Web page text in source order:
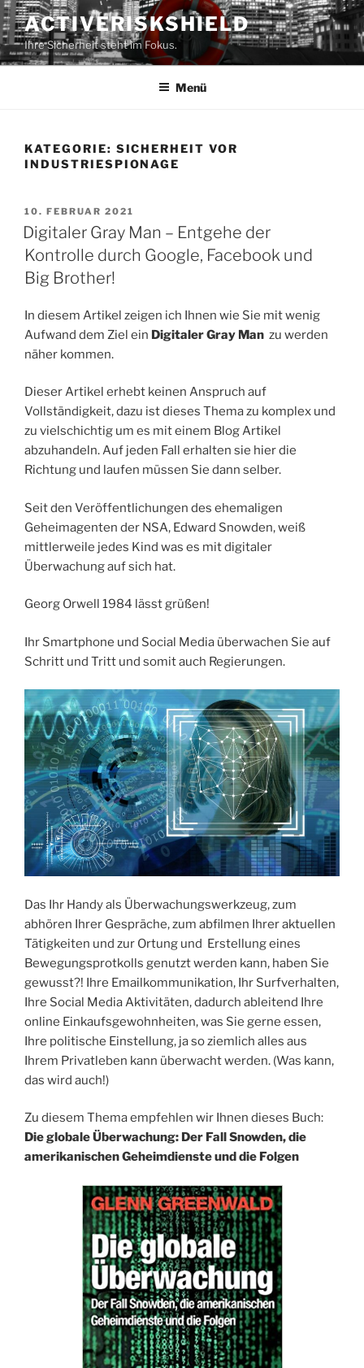
Zum
Inhalt
springen
ACTIVERISKSHIELD
Ihre Sicherheit steht im Fokus.
Menü
KATEGORIE: SICHERHEIT VOR
INDUSTRIESPIONAGE
VERÖFFENTLICHT
AM
10. FEBRUAR 2021
Digitaler Gray Man – Entgehe der
Kontrolle durch Google, Facebook und
Big Brother!
In diesem Artikel zeigen ich Ihnen wie Sie mit wenig
Aufwand dem Ziel ein Digitaler Gray Man zu werden
näher kommen.
Dieser Artikel erhebt keinen Anspruch auf
Vollständigkeit, dazu ist dieses Thema zu komplex und
zu vielschichtig um es mit einem Blog Artikel
abzuhandeln. Auf jeden Fall erhalten sie hier die
Richtung und laufen müssen Sie dann selber.
Seit den Veröffentlichungen des ehemaligen
Geheimagenten der NSA, Edward Snowden, weiß
mittlerweile jedes Kind was es mit digitaler
Überwachung auf sich hat.
Georg Orwell 1984 lässt grüßen!
Ihr Smartphone und Social Media überwachen Sie auf
Schritt und Tritt und somit auch Regierungen.
Das Ihr Handy als Überwachungswerkzeug, zum
abhören Ihrer Gespräche, zum abfilmen Ihrer aktuellen
Tätigkeiten und zur Ortung und Erstellung eines
Bewegungsprotkolls genutzt werden kann, haben Sie
gewusst?! Ihre Emailkommunikation, Ihr Surfverhalten,
Ihre Social Media Aktivitäten, dadurch ableitend Ihre
online Einkaufsgewohnheiten, was Sie gerne essen,
Ihre politische Einstellung, ja so ziemlich alles aus
Ihrem Privatleben kann überwacht werden. (Was kann,
das wird auch!)
Zu diesem Thema empfehlen wir Ihnen dieses Buch:
Die globale Überwachung: Der Fall Snowden, die
amerikanischen Geheimdienste und die Folgen